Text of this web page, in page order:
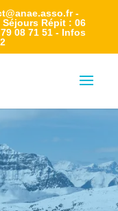
-
Séjours Répit : 06
08 71 51 - Infos